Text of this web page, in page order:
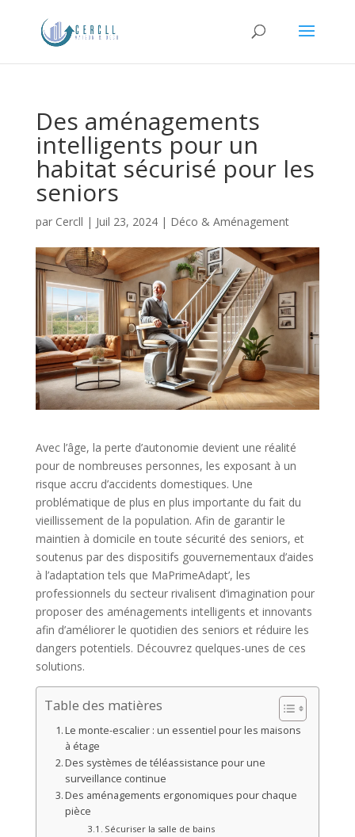
Des aménagements
intelligents pour un
habitat sécurisé pour les
seniors
par Cercll | Juil 23, 2024| Déco & Aménagement
Avec l’âge, la perte d’autonomie devient une réalité
pour de nombreuses personnes, les exposant à un
risque accru d’accidents domestiques. Une
problématique de plus en plus importante du fait du
vieillissement de la population. Afin de garantir le
maintien à domicile en toute sécurité des seniors, et
soutenus par des dispositifs gouvernementaux d’aides
à l’adaptation tels que MaPrimeAdapt’, les
professionnels du secteur rivalisent d’imagination pour
proposer des aménagements intelligents et innovants
afin d’améliorer le quotidien des seniors et réduire les
dangers potentiels. Découvrez quelques-unes de ces
solutions.
Table des matières
Le monte-escalier : un essentiel pour les maisons
à étage
Des systèmes de téléassistance pour une
surveillance continue
Des aménagements ergonomiques pour chaque
pièce
Sécuriser la salle de bains